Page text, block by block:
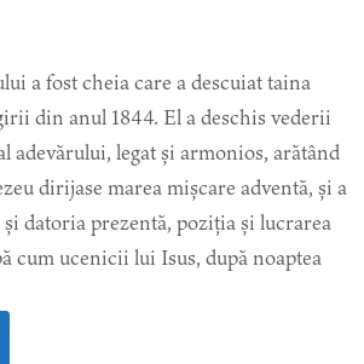
a fost cheia care a descuiat taina
din anul 1844. El a deschis vederii
adevărului, legat și armonios, arătând
dirijase marea mișcare adventă, și a
datoria prezentă, poziția și lucrarea
cum ucenicii lui Isus, după noaptea